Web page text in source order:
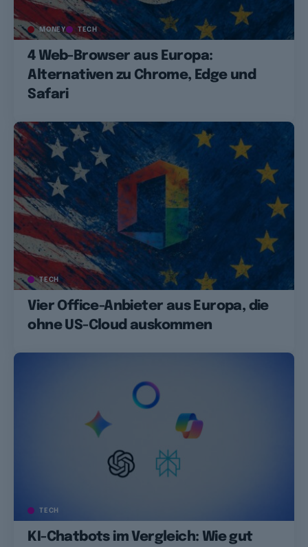
MONEY TECH
4 Web-Browser aus Europa:
Alternativen zu Chrome, Edge und
Safari
TECH
Vier Office-Anbieter aus Europa, die
ohne US-Cloud auskommen
TECH
KI-Chatbots im Vergleich: Wie gut